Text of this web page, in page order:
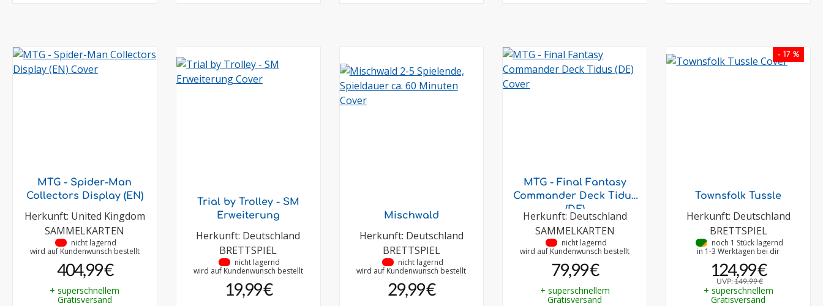
MTG - Spider-Man
Collectors Display (EN)
Herkunft: United Kingdom
SAMMELKARTEN
nicht lagernd
wird auf Kundenwunsch bestellt
404,99 €
+ superschnellem
Gratisversand
Trial by Trolley - SM
Erweiterung
Herkunft: Deutschland
BRETTSPIEL
nicht lagernd
wird auf Kundenwunsch bestellt
19,99 €
Mischwald
Herkunft: Deutschland
BRETTSPIEL
nicht lagernd
wird auf Kundenwunsch bestellt
29,99 €
MTG - Final Fantasy
Commander Deck Tidus
(DE)
Herkunft: Deutschland
SAMMELKARTEN
nicht lagernd
wird auf Kundenwunsch bestellt
79,99 €
+ superschnellem
Gratisversand
- 17 %
Townsfolk Tussle
Herkunft: Deutschland
BRETTSPIEL
•
noch 1 Stück lagernd
in 1-3 Werktagen bei dir
124,99 €
UVP:149,99 €
+ superschnellem
Gratisversand